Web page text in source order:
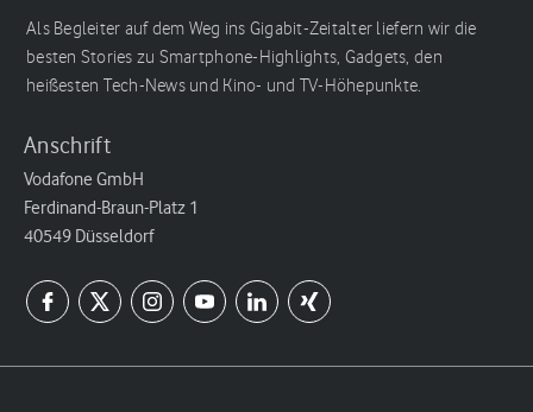
Als Begleiter auf dem Weg ins Gigabit-Zeitalter liefern wir die
besten Stories zu Smartphone-Highlights, Gadgets, den
heißesten Tech-News und Kino- und TV-Höhepunkte.
Anschrift
Vodafone GmbH
Ferdinand-Braun-Platz 1
40549 Düsseldorf